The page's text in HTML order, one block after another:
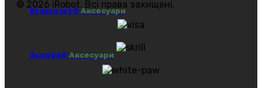
Braava jet® Аксесуари
Scooba® Аксесуари
© 2026 iRobot. Всі права захищені.